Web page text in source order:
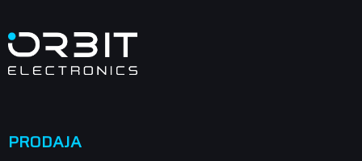
PRODAJA